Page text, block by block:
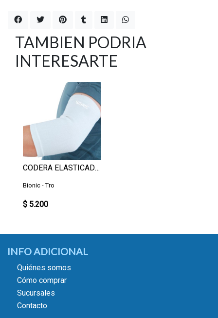
TAMBIEN PODRIA
INTERESARTE
CODERA ELASTICADA M
Bionic - Tro
$ 5.200
INFO ADICIONAL
Quiénes somos
Cómo comprar
Sucursales
Contacto